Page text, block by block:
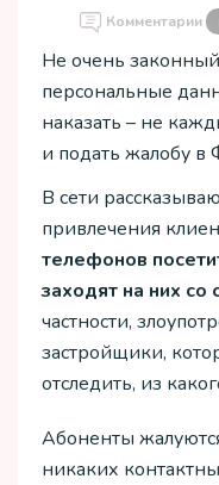
Комментарии
Не очень
персональные
наказать – не
и подать жалобу в
В сети
привлечения
телефонов
заходят на них со
частности,
застройщики,
отследить, из
Абоненты
никаких